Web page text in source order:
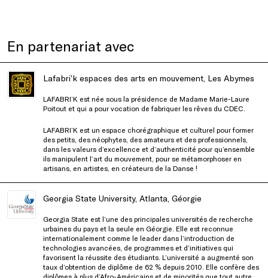
En partenariat avec
Lafabri’k espaces des arts en mouvement, Les Abymes
LAFABRI’K est née sous la présidence de Madame Marie-Laure
Poitout et qui a pour vocation de fabriquer les rêves du CDEC.
LAFABRI’K est un espace chorégraphique et culturel pour former
des petits, des néophytes, des amateurs et des professionnels,
dans les valeurs d’excellence et d’authenticité pour qu’ensemble
ils manipulent l’art du mouvement, pour se métamorphoser en
artisans, en artistes, en créateurs de la Danse !
Georgia State University, Atlanta, Géorgie
Georgia State est l’une des principales universités de recherche
urbaines du pays et la seule en Géorgie. Elle est reconnue
internationalement comme le leader dans l’introduction de
technologies avancées, de programmes et d’initiatives qui
favorisent la réussite des étudiants. L’université a augmenté son
taux d’obtention de diplôme de 62 % depuis 2010. Elle confère des
diplômes à plus d’Afro-Américains et de minorités que tout autre